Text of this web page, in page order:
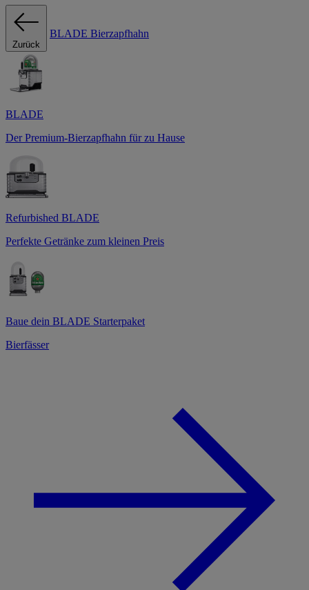
Zurück
BLADE Bierzapfhahn
BLADE
Der Premium-Bierzapfhahn für zu Hause
Refurbished BLADE
Perfekte Getränke zum kleinen Preis
Baue dein BLADE Starterpaket
Bierfässer